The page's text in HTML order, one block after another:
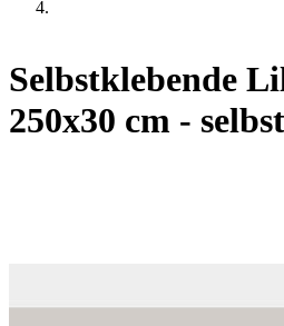
Selbstklebende
250x30 cm -